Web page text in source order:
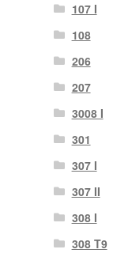
107 I
108
206
207
3008 I
301
307 I
307 II
308 I
308 T9